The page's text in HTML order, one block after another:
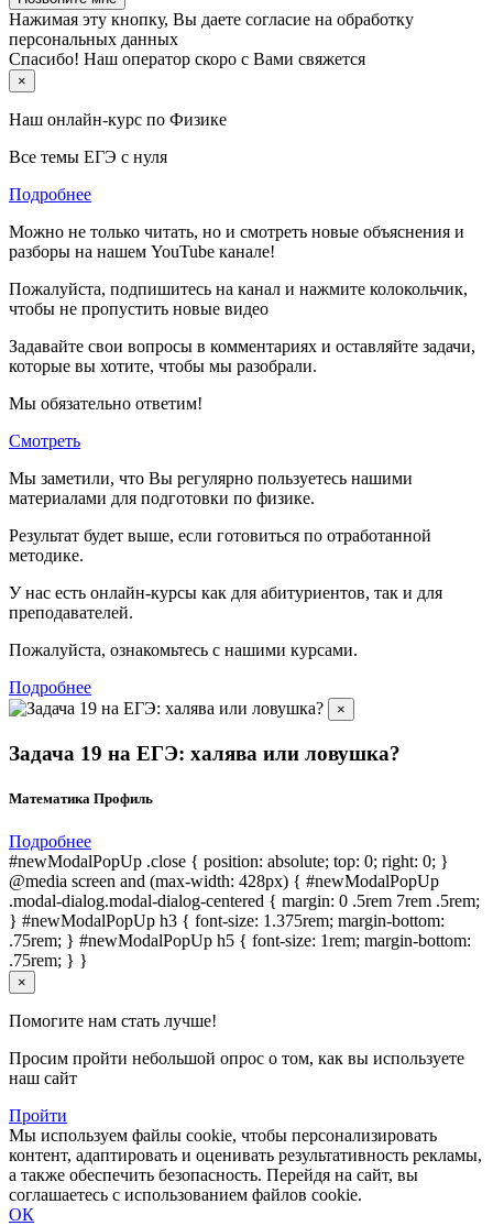
Нажимая эту кнопку, Вы даете согласие на обработку
персональных данных
Спасибо! Наш оператор скоро с Вами свяжется
×
Наш онлайн-курс по Физике
Все темы ЕГЭ с нуля
Подробнее
Можно не только читать, но и смотреть новые объяснения и
разборы на нашем YouTube канале!
Пожалуйста, подпишитесь на канал и нажмите колокольчик,
чтобы не пропустить новые видео
Задавайте свои вопросы в комментариях и оставляйте задачи,
которые вы хотите, чтобы мы разобрали.
Мы обязательно ответим!
Смотреть
Мы заметили, что Вы регулярно пользуетесь нашими
материалами для подготовки по физике.
Результат будет выше, если готовиться по отработанной
методике.
У нас есть онлайн-курсы как для абитуриентов, так и для
преподавателей.
Пожалуйста, ознакомьтесь с нашими курсами.
Подробнее
×
Задача 19 на ЕГЭ: халява или ловушка?
Математика Профиль
Подробнее
#newModalPopUp .close { position: absolute; top: 0; right: 0; }
@media screen and (max-width: 428px) { #newModalPopUp
.modal-dialog.modal-dialog-centered { margin: 0 .5rem 7rem .5rem;
} #newModalPopUp h3 { font-size: 1.375rem; margin-bottom:
.75rem; } #newModalPopUp h5 { font-size: 1rem; margin-bottom:
.75rem; } }
×
Помогите нам стать лучше!
Просим пройти небольшой опрос о том, как вы используете
наш сайт
Пройти
Мы используем файлы cookie, чтобы персонализировать
контент, адаптировать и оценивать результативность рекламы,
а также обеспечить безопасность. Перейдя на сайт, вы
соглашаетесь с использованием файлов cookie.
ОК